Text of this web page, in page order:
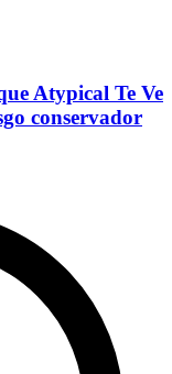
Atypical Te Ve
conservador